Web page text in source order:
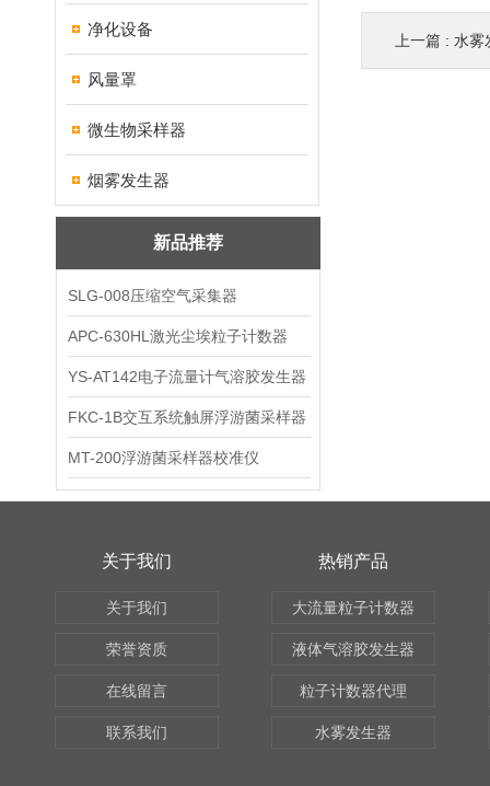
净化设备
风量罩
微生物采样器
烟雾发生器
新品推荐
SLG-008压缩空气采集器
APC-630HL激光尘埃粒子计数器
YS-AT142电子流量计气溶胶发生器
FKC-1B交互系统触屏浮游菌采样器
MT-200浮游菌采样器校准仪
上一篇 : 水雾
关于我们
关于我们
荣誉资质
在线留言
联系我们
热销产品
大流量粒子计数器
液体气溶胶发生器
粒子计数器代理
水雾发生器